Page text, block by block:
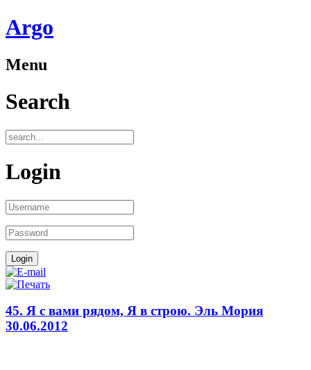
Аrgo
Menu
Search
Login
45. Я с вами рядом, Я в строю. Эль Мория
30.06.2012